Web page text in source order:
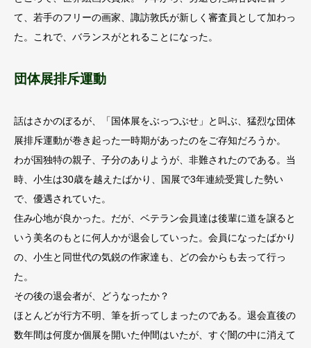
て、若手のフリーの画家、諏訪敦氏が新しく審査員として加わっ
た。これで、バランスがとれることになった。
団体展排斥運動
話はさかのぼるが、「国体展をぶっつぶせ」と叫ぶ、猛烈な団体
展排斥運動が巻き起った一時期があったのをご存知だろうか。
わが国独特の親子、子分のありようが、非難されたのである。当
時、小生は30歳を越えたばかり、国展で3年連続受賞した勢い
で、優遇されていた。
住み心地が良かった。だが、ベテラン会員達は後輩に道を譲ると
いう美名のもとに何人かが退会していった。会員になったばかり
の、小生と同世代の気鋭の作家達も、どの会からも去って行っ
た。
その後の退会者が、どうなったか？
ほとんどが行方不明、筆を折ってしまったのである。退会直後の
数年間は何度か個展を開いた仲間はいたが、すぐ闇の中に消えて